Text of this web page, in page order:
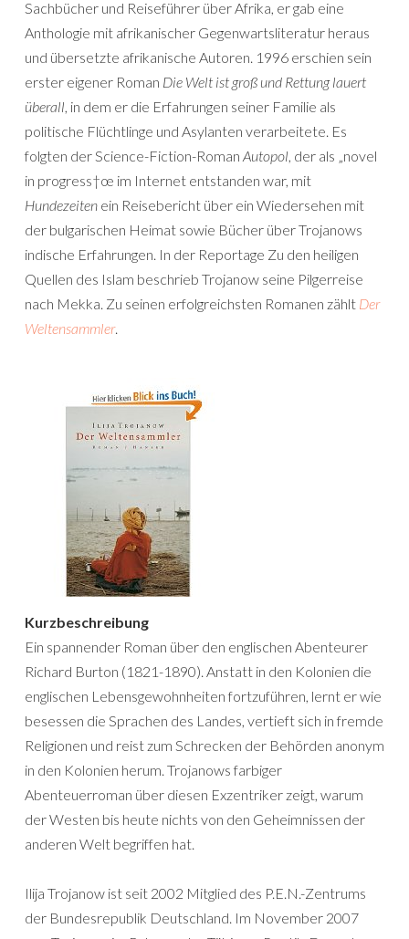
Sachbücher und Reiseführer über Afrika, er gab eine
Anthologie mit afrikanischer Gegenwartsliteratur heraus
und übersetzte afrikanische Autoren. 1996 erschien sein
erster eigener Roman Die Welt ist groß und Rettung lauert
überall, in dem er die Erfahrungen seiner Familie als
politische Flüchtlinge und Asylanten verarbeitete. Es
folgten der Science-Fiction-Roman Autopol, der als „novel
in progress†œ im Internet entstanden war, mit
Hundezeiten ein Reisebericht über ein Wiedersehen mit
der bulgarischen Heimat sowie Bücher über Trojanows
indische Erfahrungen. In der Reportage Zu den heiligen
Quellen des Islam beschrieb Trojanow seine Pilgerreise
nach Mekka. Zu seinen erfolgreichsten Romanen zählt Der
Weltensammler.
Kurzbeschreibung
Ein spannender Roman über den englischen Abenteurer
Richard Burton (1821-1890). Anstatt in den Kolonien die
englischen Lebensgewohnheiten fortzuführen, lernt er wie
besessen die Sprachen des Landes, vertieft sich in fremde
Religionen und reist zum Schrecken der Behörden anonym
in den Kolonien herum. Trojanows farbiger
Abenteuerroman über diesen Exzentriker zeigt, warum
der Westen bis heute nichts von den Geheimnissen der
anderen Welt begriffen hat.
Ilija Trojanow ist seit 2002 Mitglied des P.E.N.-Zentrums
der Bundesrepublik Deutschland. Im November 2007